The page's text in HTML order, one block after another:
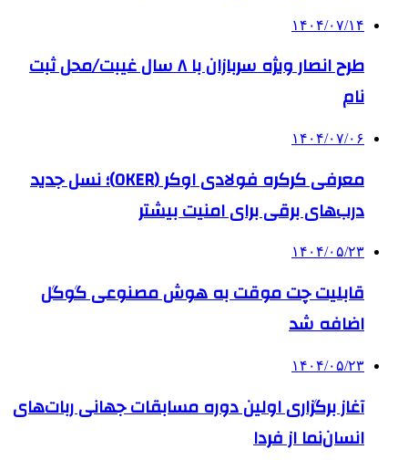
۱۴۰۴/۰۷/۱۴
طرح انصار ویژه سربازان با ۸ سال غیبت/محل ثبت
نام
۱۴۰۴/۰۷/۰۶
معرفی کرکره فولادی اوکر (OKER)؛ نسل جدید
درب‌های برقی برای امنیت بیشتر
۱۴۰۴/۰۵/۲۳
قابلیت چت موقت به هوش مصنوعی گوگل
اضافه شد
۱۴۰۴/۰۵/۲۳
آغاز برگزاری اولین دوره مسابقات جهانی ربات‌های
انسان‌نما از فردا